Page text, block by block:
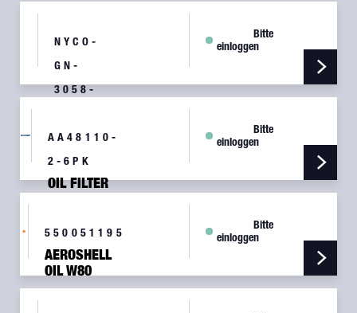
NYCO-
GN-
3058-
NYCO
Bitte
einloggen
AA48110-
2-6PK
OIL FILTER
SIX PACK
Bitte
einloggen
550051195
AEROSHELL
OIL W80
PLUS, 1QT
Bitte
einloggen